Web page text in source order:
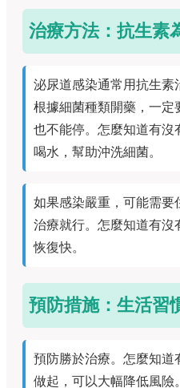
治療方法：抗生素
泌尿道感染通常用抗生素
根據細菌種類開藥，一定
也不能停。怎麼知道有沒
喝水，幫助沖洗細菌。
如果感染嚴重，可能需要
治療就行。怎麼知道有沒
恢復快。
預防措施：生活習
預防勝於治療。怎麼知道
做起，可以大幅降低風險